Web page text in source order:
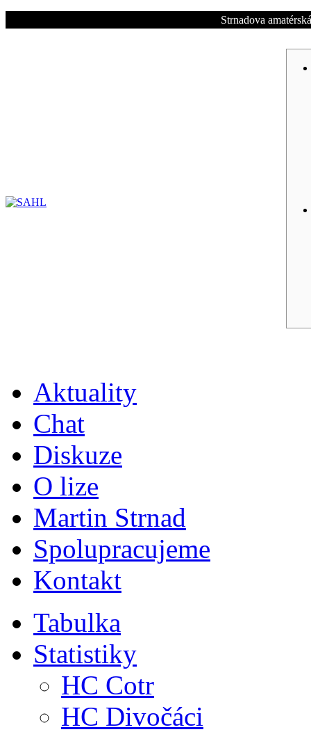
Strnadova
Aktuality
Chat
Diskuze
O lize
Martin Strnad
Spolupracujeme
Kontakt
Tabulka
Statistiky
HC Cotr
HC Divočáci